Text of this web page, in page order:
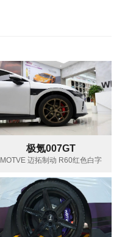
极氪007GT
MOTVE 迈拓制动 R60红色白字